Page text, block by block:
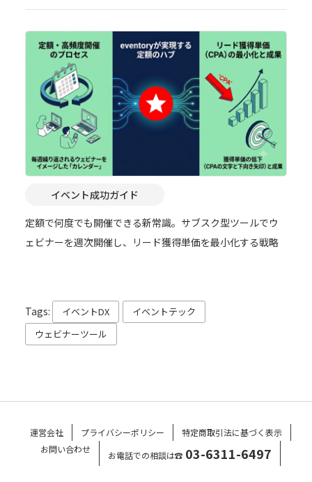
イベント成功ガイド
定額で何度でも開催できる新常識。サブスク型ツールでウ
ェビナーを週次開催し、リード獲得単価を最小化する戦略
Tags: イベントDX
イベントテック
ウェビナーツール
運営会社 プライバシーポリシー
特定商取引法に基づく表示
お問い合わせ
お電話での相談は☎ 03-6311-6497